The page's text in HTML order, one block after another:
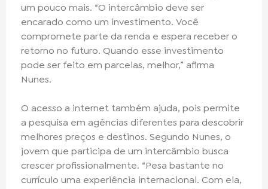
um pouco mais. “O intercâmbio deve ser
encarado como um investimento. Você
compromete parte da renda e espera receber o
retorno no futuro. Quando esse investimento
pode ser feito em parcelas, melhor,” afirma
Nunes.
O acesso a internet também ajuda, pois permite
a pesquisa em agências diferentes para descobrir
melhores preços e destinos. Segundo Nunes, o
jovem que participa de um intercâmbio busca
crescer profissionalmente. “Pesa bastante no
currículo uma experiência internacional. Com ela,